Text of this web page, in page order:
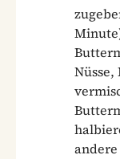
Nüsse,